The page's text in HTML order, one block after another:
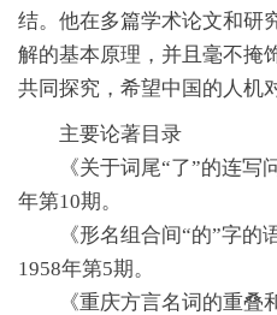
结。他在多篇学术论文和研
解的基本原理，并且毫不掩
共同探究，希望中国的人机
主要论著目录
《关于词尾“了”的连
年第10期。
《形名组合间“的”字的
1958年第5期。
《重庆方言名词的重叠